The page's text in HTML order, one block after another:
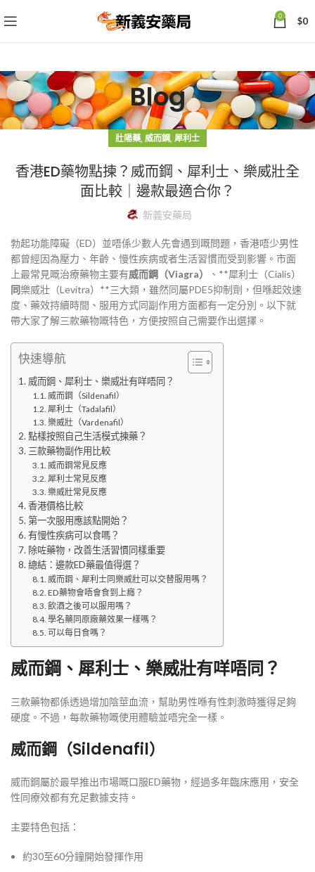
0 $0
Blog
壯陽藥, 威而鋼, 犀利士
香港ED藥物點揀？威而鋼、犀利士、樂威壯全
面比較｜邊款最適合你？
新義安藥局
勃起功能障礙（ED）並唔係少數人先會遇到嘅問題，香港唔少男性
都曾經因為壓力、年齡、慢性疾病或者生活習慣而受到影響。市面
上最常見嘅治療藥物主要有威而鋼（Viagra）
、**犀利士（Cialis）
同樂威壯（Levitra）**三大類，雖然同屬PDE5抑制劑，但喺起效速
度、藥效持續時間、服用方式同副作用方面都有一定分別。以下就
帶大家了解三款藥物嘅特色，方便按照自己需要作出選擇。
快速導航
威而鋼、犀利士、樂威壯有咩唔同？
威而鋼（Sildenafil）
犀利士（Tadalafil）
樂威壯（Vardenafil）
點樣按照自己生活模式揀藥？
三款藥物副作用比較
威而鋼常見反應
犀利士常見反應
樂威壯常見反應
香港價格比較
第一次服用應該點開始？
有慢性疾病可以食嗎？
除咗藥物，改善生活習慣同樣重要
總結：邊款ED藥最值得選？
威而鋼、犀利士同樂威壯可以交替服用嗎？
ED藥物會唔會食到上癮？
飲酒之後可以服用嗎？
學名藥同原廠藥效果一樣嗎？
可以每日食嗎？
威而鋼、犀利士、樂威壯有咩唔同？
三款藥物都係透過增加陰莖血流，幫助男性喺有性刺激時獲得足夠
硬度。不過，每款藥物嘅使用體驗並唔完全一樣。
威而鋼（Sildenafil）
威而鋼屬於最早推出市場嘅口服ED藥物，經過多年臨床應用，安全
性同療效都有充足數據支持。
主要特色包括：
約30至60分鐘開始發揮作用